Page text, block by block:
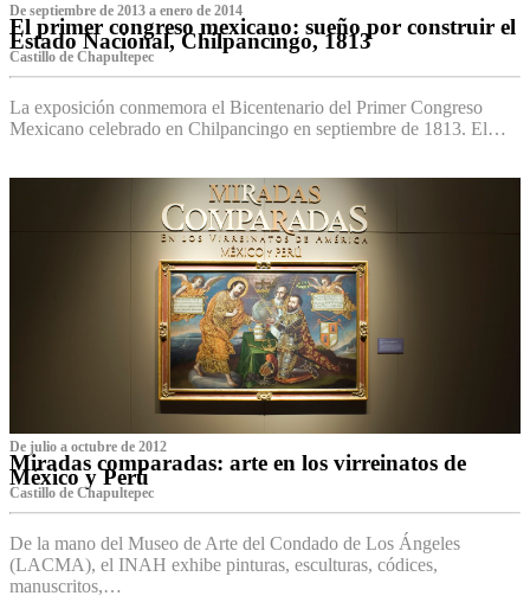
De septiembre de 2013 a enero de 2014
El primer congreso mexicano: sueño por construir el
Estado Nacional, Chilpancingo, 1813
Castillo de Chapultepec
La exposición conmemora el Bicentenario del Primer Congreso
Mexicano celebrado en Chilpancingo en septiembre de 1813. El…
De julio a octubre de 2012
Miradas comparadas: arte en los virreinatos de
México y Perú
Castillo de Chapultepec
De la mano del Museo de Arte del Condado de Los Ángeles
(LACMA), el INAH exhibe pinturas, esculturas, códices,
manuscritos,…